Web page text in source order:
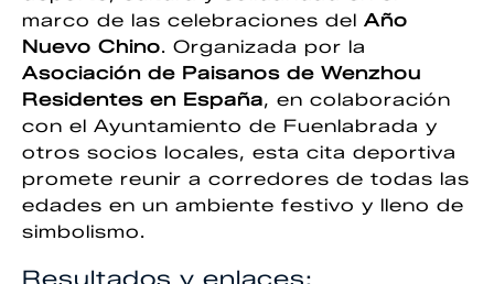
marco de las celebraciones del Año
Nuevo Chino. Organizada por la
Asociación de Paisanos de Wenzhou
Residentes en España, en colaboración
con el Ayuntamiento de Fuenlabrada y
otros socios locales, esta cita deportiva
promete reunir a corredores de todas las
edades en un ambiente festivo y lleno de
simbolismo.
Resultados y enlaces: